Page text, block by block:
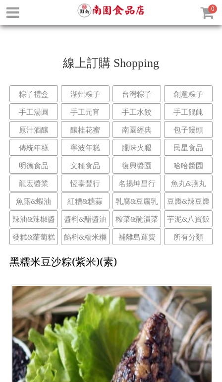
0
線上訂購 Shopping
粽子禮盒 湖州粽子 台灣粽子
創意粽子
手工湯圓
手工元宵 手工水餃
手工餛飩
原汁酒釀
釀桂花蜜 南園經典
包子饅頭
傳統年糕
寧波年糕 臘味火腿
民星食品
明德食品
文種食品 復興醬園
哈哈醬園
龍宏醬業
恆泰豐行 名揚坤昌行
魚丸&燕丸
魚露&蝦油
紅糟&糖蒜 乳腐&豆腐乳
豆瓣&辣豆瓣
辣油&辣椒醬
醬料&醋醬油 榨菜&醃漬菜
芋泥&八寶飯
發糕&蘿蔔糕
餡料&糯米糰 補離島運費 所有分類
黑糯米豆沙粽(紫米)(素)